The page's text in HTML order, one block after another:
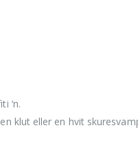
‘n.
klut eller en hvit